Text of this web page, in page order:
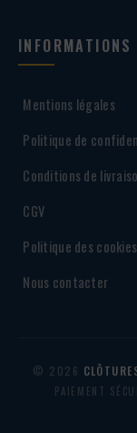
INFORMATIONS
Mentions légales
Politique de
Conditions de
CGV
Politique des cookies
Nous contacter
© 2026
PAIEMENT